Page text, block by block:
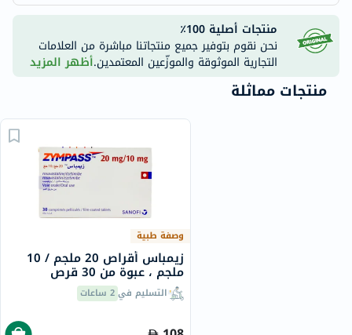
منتجات أصلية 100٪
نحن نقوم بتوفير جميع منتجاتنا مباشرة من العلامات
التجارية الموثوقة والموزّعين المعتمدين.أظهر المزيد
منتجات مماثلة
وصفة طبية
زيمباس أقراص 20 ملجم / 10
ملجم ، عبوة من 30 قرص
التسليم في 2 ساعات